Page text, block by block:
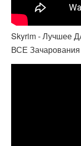
Skyrim - Лучшее
ВСЕ